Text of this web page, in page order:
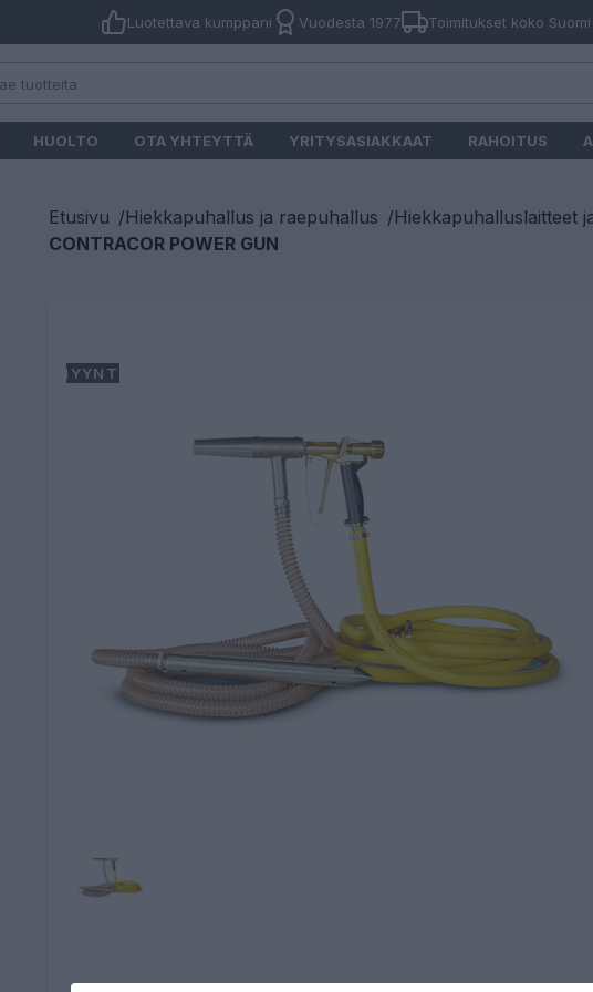
Luotettava kumppani Vuodesta 1977 Toimitukset koko Suomi
HUOLTO OTA YHTEYTTÄ YRITYSASIAKKAAT RAHOITUS
Etusivu /Hiekkapuhallus ja raepuhallus /Hiekkapuhalluslaitteet
CONTRACOR POWER GUN
MYYNTI!